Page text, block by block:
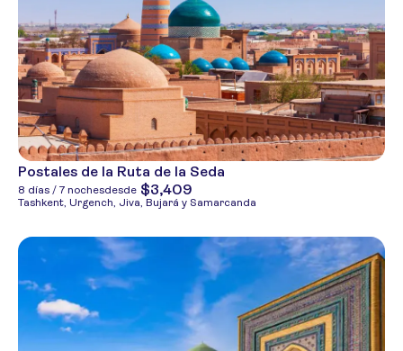
Postales de la Ruta de la Seda
8 días / 7 nochesdesde $3,409
Tashkent, Urgench, Jiva, Bujará y Samarcanda